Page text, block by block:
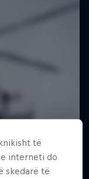
të
interneti do
skedarë të